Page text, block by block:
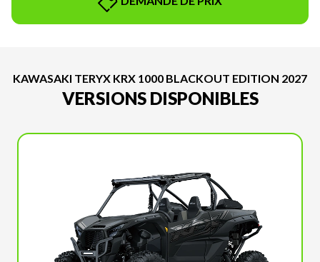
KAWASAKI TERYX KRX 1000 BLACKOUT EDITION 2027
VERSIONS DISPONIBLES